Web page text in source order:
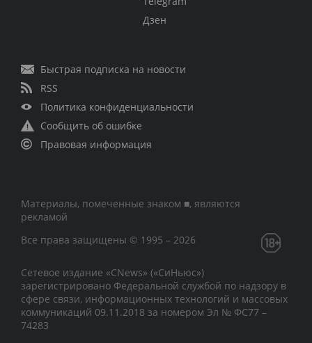
Дзен
Быстрая подписка на новости
RSS
Политика конфиденциальности
Сообщить об ошибке
Правовая информация
Материалы, помеченные знаком ■, являются
рекламой
Все права защищены © 1995 – 2026
Сетевое издание «CNews» («СиНьюс»)
зарегистрировано Федеральной службой по надзору в
сфере связи, информационных технологий и массовых
коммуникаций 09.11.2018 за номером Эл № ФС77 –
74283